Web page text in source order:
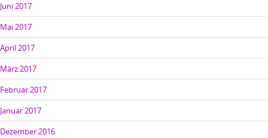
Juni 2017
Mai 2017
April 2017
März 2017
Februar 2017
Januar 2017
Dezember 2016